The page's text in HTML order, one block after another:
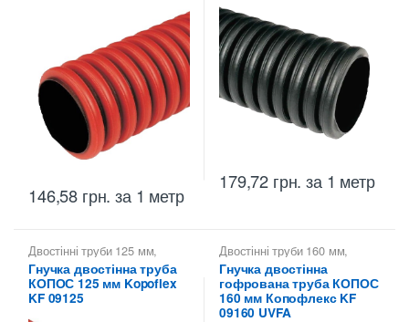
146,58 грн. за 1 метр
179,72 грн. за 1 метр
Двостінні труби 125 мм,
Копофлекс КОПОС — гнучкі
двостінні труби,Труби
двостінні KOPOS -
Копофлекс Коподур
Гнучка двостінна труба
КОПОС 125 мм Kopoflex
KF 09125
Двостінні труби 160 мм,
Копофлекс КОПОС — гнучкі
двостінні труби,Труби
двостінні KOPOS -
Копофлекс Коподур
Гнучка двостінна
гофрована труба КОПОС
160 мм Копофлекс KF
09160 UVFA